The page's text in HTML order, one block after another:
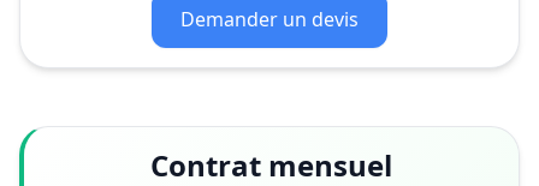
Demander un devis
Contrat mensuel